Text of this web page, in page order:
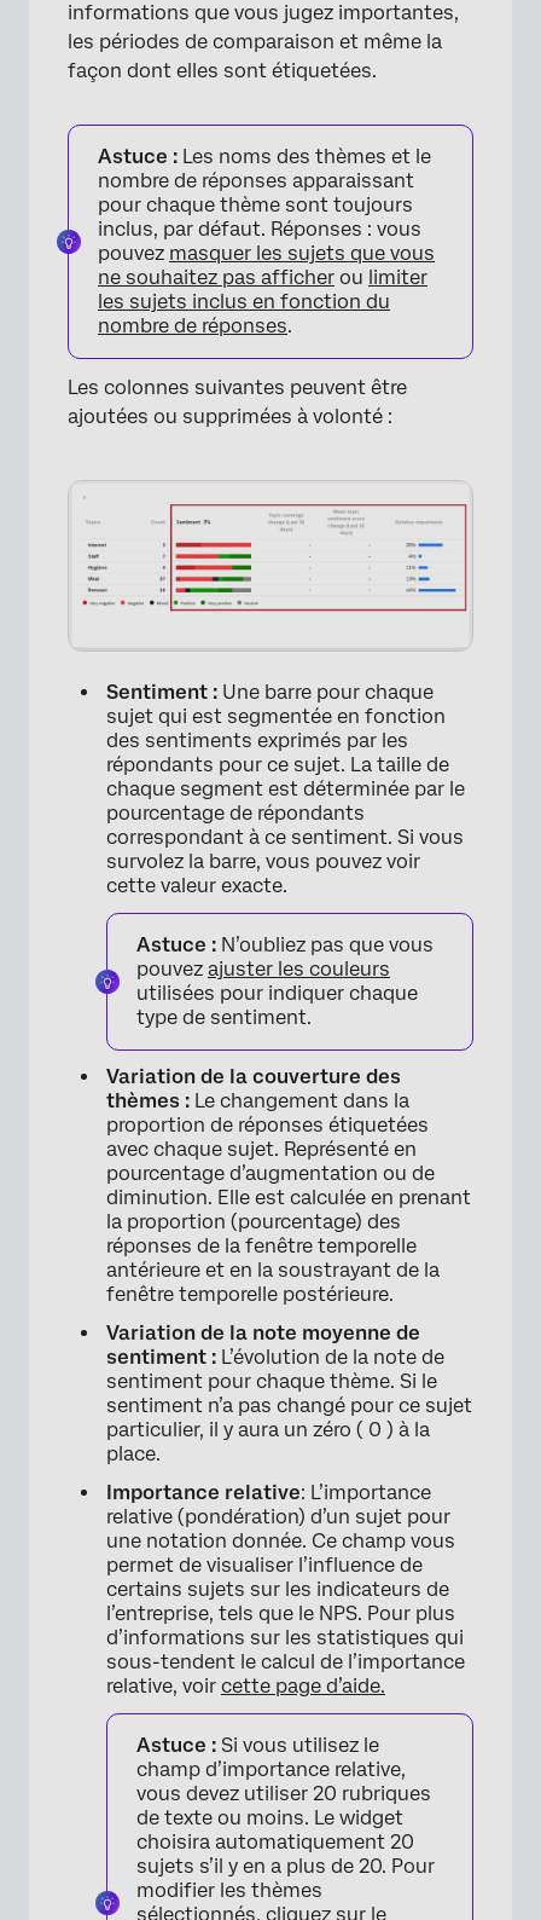
informations que vous jugez importantes,
les périodes de comparaison et même la
façon dont elles sont étiquetées.
Astuce : Les noms des thèmes et le
nombre de réponses apparaissant
pour chaque thème sont toujours
inclus, par défaut. Réponses : vous
pouvez masquer les sujets que vous
ne souhaitez pas afficher ou limiter
les sujets inclus en fonction du
nombre de réponses.
Les colonnes suivantes peuvent être
ajoutées ou supprimées à volonté :
×
Sentiment : Une barre pour chaque
sujet qui est segmentée en fonction
des sentiments exprimés par les
répondants pour ce sujet. La taille de
chaque segment est déterminée par le
pourcentage de répondants
correspondant à ce sentiment. Si vous
survolez la barre, vous pouvez voir
cette valeur exacte.
Astuce : N’oubliez pas que vous
pouvez ajuster les couleurs
utilisées pour indiquer chaque
type de sentiment.
Variation de la couverture des
thèmes : Le changement dans la
proportion de réponses étiquetées
avec chaque sujet. Représenté en
pourcentage d’augmentation ou de
diminution. Elle est calculée en prenant
la proportion (pourcentage) des
réponses de la fenêtre temporelle
antérieure et en la soustrayant de la
fenêtre temporelle postérieure.
Variation de la note moyenne de
sentiment : L’évolution de la note de
sentiment pour chaque thème. Si le
sentiment n’a pas changé pour ce sujet
particulier, il y aura un zéro ( 0 ) à la
place.
Importance relative: L’importance
relative (pondération) d’un sujet pour
une notation donnée. Ce champ vous
permet de visualiser l’influence de
certains sujets sur les indicateurs de
l’entreprise, tels que le NPS. Pour plus
d’informations sur les statistiques qui
sous-tendent le calcul de l’importance
relative, voir cette page d’aide.
Astuce : Si vous utilisez le
champ d’importance relative,
vous devez utiliser 20 rubriques
de texte ou moins. Le widget
choisira automatiquement 20
sujets s’il y en a plus de 20. Pour
modifier les thèmes
sélectionnés, cliquez sur le